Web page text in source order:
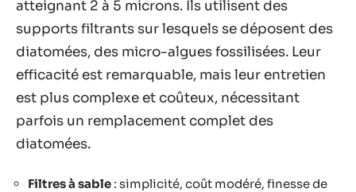
atteignant 2 à 5 microns. Ils utilisent des
supports filtrants sur lesquels se déposent des
diatomées, des micro-algues fossilisées. Leur
efficacité est remarquable, mais leur entretien
est plus complexe et coûteux, nécessitant
parfois un remplacement complet des
diatomées.
Filtres à sable : simplicité, coût modéré, finesse de